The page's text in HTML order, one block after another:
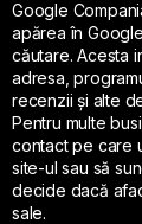
Google
apărea în
căutare. Acesta
adresa,
recenzii și alte
Pentru multe
contact pe care
site-ul sau să
decide dacă
sale.